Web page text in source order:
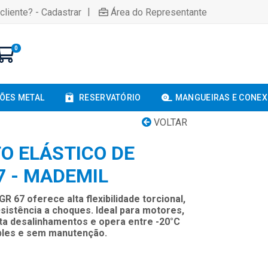
- Cadastrar | Área do Representante
0
METAL RESERVATÓRIO MANGUEIRAS E
VOLTAR
ELÁSTICO DE
- MADEMIL
67 oferece alta flexibilidade torcional,
a choques. Ideal para motores,
desalinhamentos e opera entre -20°C
e sem manutenção.